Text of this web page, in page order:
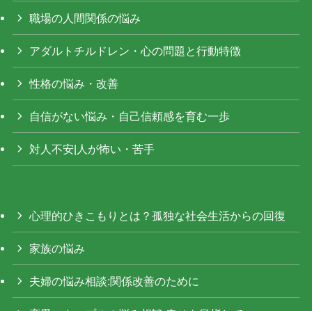
職場の人間関係の悩み
アダルトチルドレン・心の問題と行動特徴
性格の悩み・改善
自信がない悩み・自己信頼感を育む一歩
対人不安|人が怖い・苦手
心理的ひきこもりとは？孤独な社会生活からの回復
家族の悩み
夫婦の悩み相談:関係改善のために